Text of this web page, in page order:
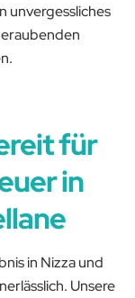
unvergessliches
für
in
in Nizza und
Unsere